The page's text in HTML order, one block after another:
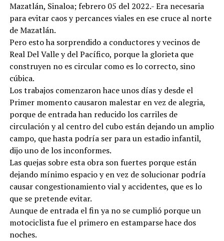
Mazatlán, Sinaloa; febrero 05 del 2022.- Era necesaria
para evitar caos y percances viales en ese cruce al norte
de Mazatlán.
Pero esto ha sorprendido a conductores y vecinos de
Real Del Valle y del Pacífico, porque la glorieta que
construyen no es circular como es lo correcto, sino
cúbica.
Los trabajos comenzaron hace unos días y desde el
Primer momento causaron malestar en vez de alegria,
porque de entrada han reducido los carriles de
circulación y al centro del cubo están dejando un amplio
campo, que hasta podría ser para un estadio infantil,
dijo uno de los inconformes.
Las quejas sobre esta obra son fuertes porque están
dejando mínimo espacio y en vez de solucionar podría
causar congestionamiento vial y accidentes, que es lo
que se pretende evitar.
Aunque de entrada el fin ya no se cumplió porque un
motociclista fue el primero en estamparse hace dos
noches.